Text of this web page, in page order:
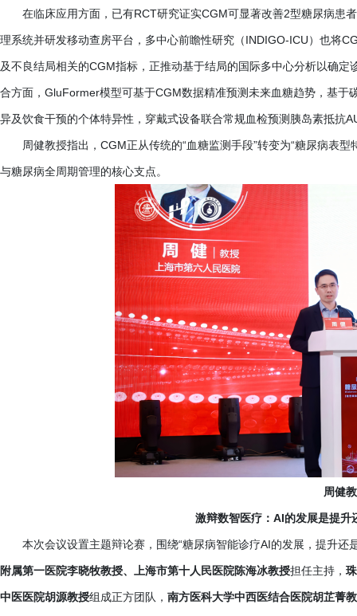
在临床应用方面，已有RCT研究证实CGM可显著改善2型糖尿病患
理系统并研发移动查房平台，多中心前瞻性研究（INDIGO-ICU）也将
及不良结局相关的CGM指标，正推动基于结局的国际多中心分析以确
合方面，GluFormer模型可基于CGM数据精准预测未来血糖趋势，基
异及饮食干预的个体特异性，穿戴式设备联合常规血检预测胰岛素抵抗
周健教授指出， CGM正从传统的“血糖监测手段”转变为“糖尿病表
与糖尿病全周期管理的核心支点。
周健
激辩数智医疗： AI的发展是提升
本次会议设置主题辩论赛，围绕“糖尿病智能诊疗AI的发展，提升还
附属第一医院李晓牧教授、上海市第十人民医院陈海冰教授担任主持，
中医医院胡源教授组成正方团队， 南方医科大学中西医结合医院胡芷菁